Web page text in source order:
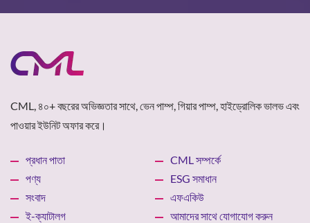
CML, ৪০+ বছরের অভিজ্ঞতার সাথে, ভেন পাম্প, গিয়ার পাম্প, হাইড্রোলিক ভালভ এবং
পাওয়ার ইউনিট অফার করে।
প্রধান পাতা
CML সম্পর্কে
পণ্য
ESG সমাধান
সংবাদ
এফএকিউ
ই-ক্যাটালগ
আমাদের সাথে যোগাযোগ করুন